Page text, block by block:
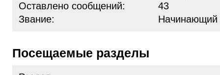
Оставлено сообщений:
43
Звание:
Начинающий
Посещаемые разделы